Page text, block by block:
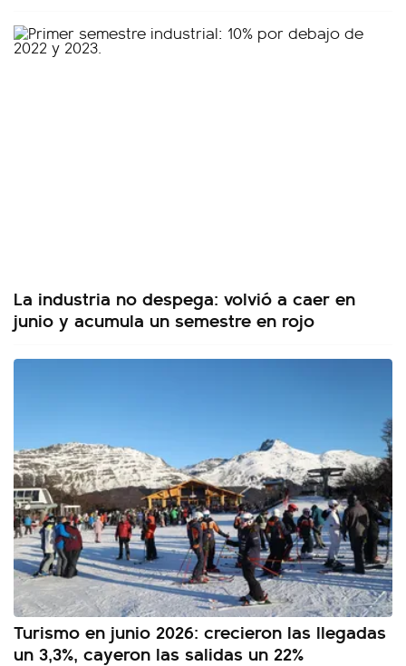
La industria no despega: volvió a caer en
junio y acumula un semestre en rojo
Turismo en junio 2026: crecieron las llegadas
un 3,3%, cayeron las salidas un 22%